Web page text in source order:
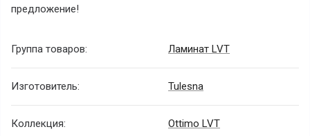
предложение!
Группа товаров: Ламинат LVT
Изготовитель: Tulesna
Коллекция: Ottimo LVT